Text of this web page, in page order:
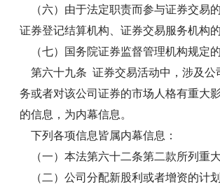
（六）由于法定职责而参与证券交易
证券登记结算机构、证券交易服务机构
（七）国务院证券监督管理机构规定的
第六十九条 证券交易活动中，涉及公
务或者对该公司证券的市场人格有重大
的信息，为内幕信息。
下列各项信息皆属内幕信息：
（一）本法第六十二条第二款所列重
（二）公司分配新股利或者增资的计划